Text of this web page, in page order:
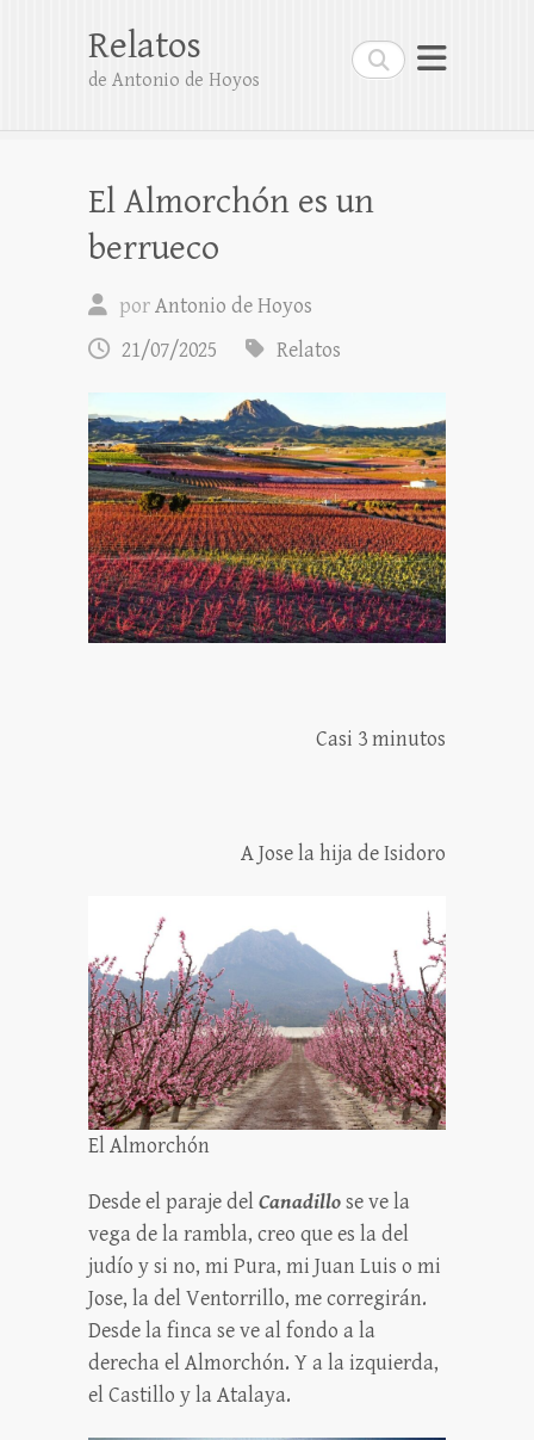
Buscar
Relatos
de Antonio de Hoyos
El Almorchón es un
berrueco
porAntonio de Hoyos
21/07/2025
Relatos
Casi 3 minutos
A Jose la hija de Isidoro
El Almorchón
Desde el paraje delCanadillose ve la
vega de la rambla, creo que es la del
judío y si no, mi Pura, mi Juan Luis o mi
Jose, la del Ventorrillo, me corregirán.
Desde la finca se ve al fondo a la
derecha el Almorchón. Y a la izquierda,
el Castillo y la Atalaya.